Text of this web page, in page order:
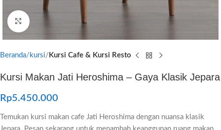
Click to enlarge
Beranda kursi Kursi Cafe & Kursi Resto
Kursi Makan Jati Heroshima – Gaya Klasik Jepara
Rp5.450.000
Temukan kursi makan cafe Jati Heroshima dengan nuansa klasik